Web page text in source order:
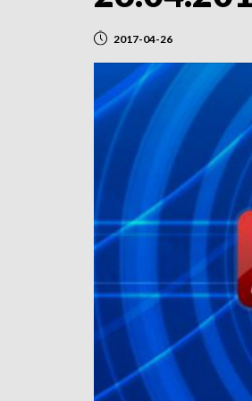
2017-04-26